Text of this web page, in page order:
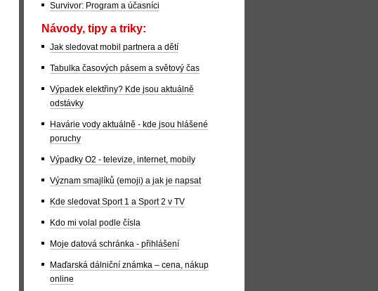
Survivor: Program a účasníci
Návody, tipy a triky:
Jak sledovat mobil partnera a dětí
Tabulka časových pásem a světový čas
Výpadek elektřiny? Kde jsou aktuálně
odstávky
Havárie vody aktuálně - kde jsou hlášené
poruchy
Výpadky O2 - televize, internet, mobily
Význam smajlíků (emoji) a jak je napsat
Kde sledovat Sport 1 a Sport 2 v TV
Kdo mi volal podle čísla
Moje datová schránka - přihlášení
Maďarská dálniční známka – cena, nákup
online